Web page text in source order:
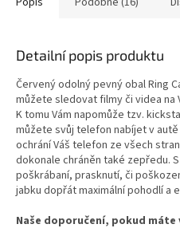
Detailní popis produktu
Červený odolný pevný obal Ring
můžete sledovat filmy či videa
K tomu Vám napomůže tzv.
můžete svůj telefon nabíjet v
ochrání Váš telefon ze všech
dokonale chráněn také zepředu.
poškrábaní, prasknutí, či
jabku dopřát maximální pohodlí a
Naše doporučení, pokud máte